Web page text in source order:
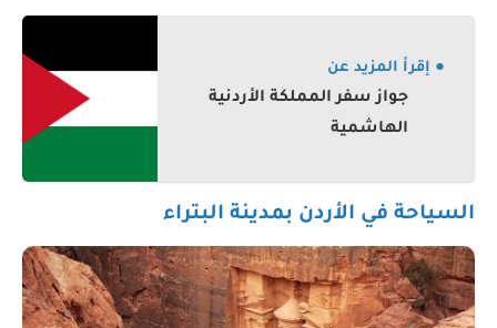
● إقرأ المزيد عن
جواز سفر المملكة الأردنية
الهاشمية
السياحة في الأردن بمدينة البتراء